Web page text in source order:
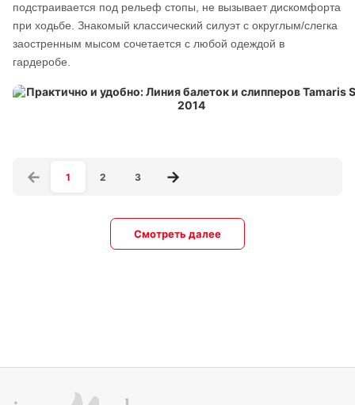
подстраивается под рельеф стопы, не вызывает дискомфорта
при ходьбе. Знакомый классический силуэт с округлым/слегка
заостренным мысом сочетается с любой одеждой в
гардеробе.
1 2 3
Смотреть далее